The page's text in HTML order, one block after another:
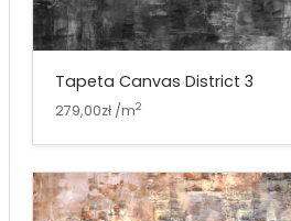
Tapeta Canvas District 3
279,00zł /m2